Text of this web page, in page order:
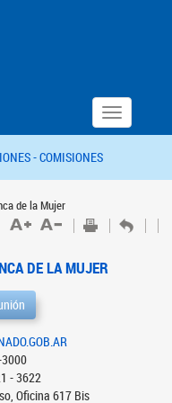
Toggle
navigation
-COMISIONES
de la Mujer
DE LA MUJER
- 3622
Oficina 617 Bis